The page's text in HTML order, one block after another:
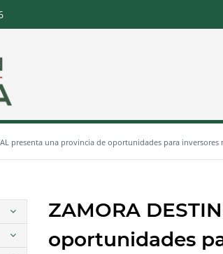
presenta una provincia de oportunidades para
ZAMORA
oportunidades